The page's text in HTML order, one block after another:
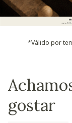
*Válido por
gostar